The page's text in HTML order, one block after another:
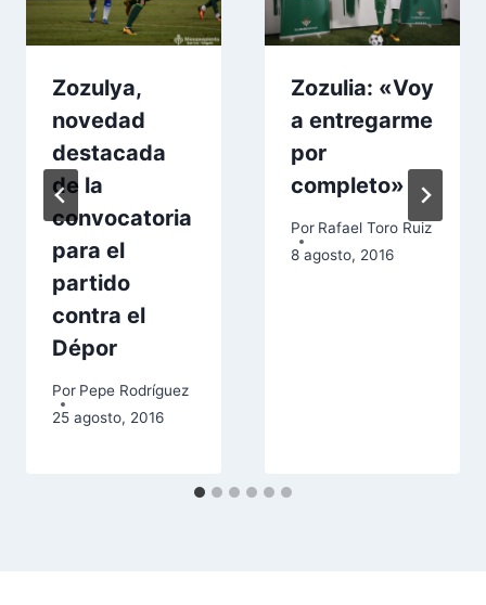
Zozulya,
novedad
destacada
de la
convocatoria
para el
partido
contra el
Dépor
Por Pepe Rodríguez
25 agosto, 2016
Zozulia: «Voy
a entregarme
por
completo»
Por Rafael Toro Ruiz
8 agosto, 2016